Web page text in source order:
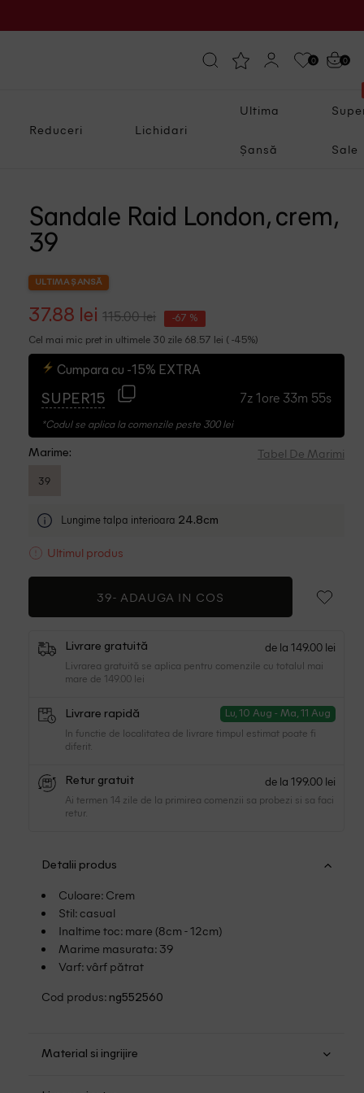
0 0
Reduceri Lichidari
Ultima
Șansă Sale
Sandale Raid London, crem,
39
ULTIMA ȘANSĂ
37.88 lei 115.00 lei -67 %
Cel mai mic pret in ultimele 30 zile 68.57 lei ( -45%)
Cumpara cu -15% EXTRA
SUPER15 7z 1ore 33m 54s
*Codul se aplica la comenzile peste 300 lei
Marime: Tabel De Marimi
39
Lungime talpa interioara 24.8cm
Ultimul produs
39- ADAUGA IN COS
Livrare gratuită de la 149.00 lei
Livrarea gratuită se aplica pentru comenzile cu totalul mai
mare de 149.00 lei
Livrare rapidă Lu, 10 Aug - Ma, 11 Aug
In functie de localitatea de livrare timpul estimat poate fi
diferit.
Retur gratuit de la 199.00 lei
Ai termen 14 zile de la primirea comenzii sa probezi si sa faci
retur.
Detalii produs
Culoare: Crem
Stil: casual
Inaltime toc: mare (8cm - 12cm)
Marime masurata: 39
Varf: vârf pătrat
Cod produs: ng552560
Material si ingrijire